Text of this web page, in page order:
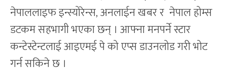
नेपाललाइफ इन्स्योरेन्स, अनलाईन खबर र नेपाल होम्स
डटकम सहभागी भएका छन् । आफ्ना मनपर्ने स्टार
कन्टेस्टेन्टलाई आइएमई पे को एप्स डाउनलोड गरी भोट
गर्न सकिने छ ।